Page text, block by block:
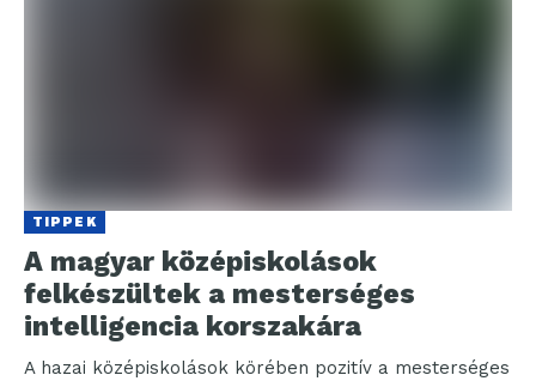
TIPPEK
A magyar középiskolások
felkészültek a mesterséges
intelligencia korszakára
A hazai középiskolások körében pozitív a mesterséges